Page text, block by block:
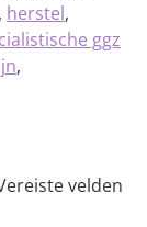
, herstel,
ggz
,
velden